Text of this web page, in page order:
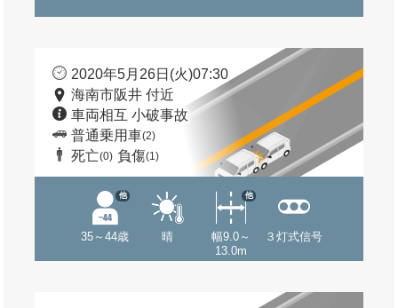
2020年5月26日(火)07:30
海南市阪井 付近
車両相互 小破事故
普通乗用車(2)
死亡(0) 負傷(1)
35～44歳
他
晴
幅9.0～
13.0m
他
３灯式信号